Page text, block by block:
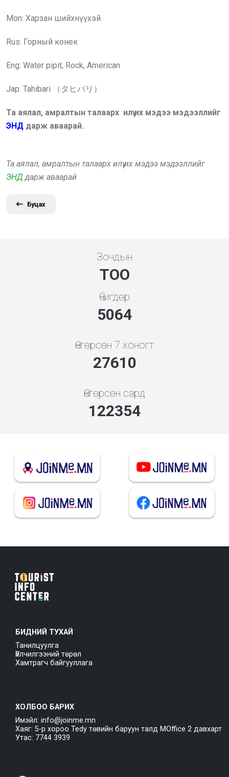
Mon: Харзан шийхнүүхэй
Rus: Горный конек
Eng: Water pipit, Rock, American
Jap: Tahibari （タヒバリ）
Та аялал, амралтын талаарх илүү их мэдээ мэдээллийг
ЭНД дарж аваарай.
Та аялал, амралтын талаарх илүү их мэдээ мэдээллийг
ЭНД дарж аваарай
Буцах
Зочдын
ТОО
Өчигдөр
5453
Өнгөрсөн 7 хоногт
29734
Өнгөрсөн сард
131766
БИДНИЙ ТУХАЙ
Танилцуулга
Үйлчилгээний төрөл
Хамтрагч байгууллага
ХОЛБОО БАРИХ
Имэйл: info@joinme.mn
Хаяг: 5-р хороо Tedy төвийн баруун талд MOffice 2 давхарт
Утас: 7744 3939